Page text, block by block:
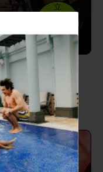
帶來
立
記
對